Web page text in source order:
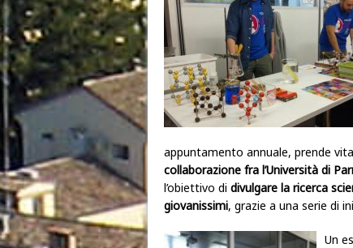
appuntamento annuale, prende
collaborazione fra l’Università di
l’obiettivo di divulgare la ricerca
giovanissimi, grazie a una serie di
Un